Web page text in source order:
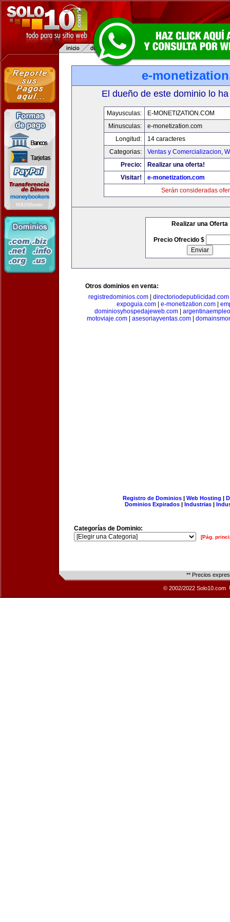
e-
El dueño de este dominio lo
Mayusculas:
E-MONETIZATION.COM
Minusculas:
e-monetization.com
Longitud:
14 caracteres
Categorias:
Ventas y Comercializacion,
Precio:
Realizar una oferta!
Visitar!
e-monetization.com
Serán consideradas
Realizar una Oferta
Precio Ofrecido $
Otros dominios en venta:
registredominios.com| directoriodepublicidad.com
expoguia.com| e-monetization.com|
dominiosyhospedajeweb.com
motoviaje.com
asesoriayventas.com
Registro de Dominios| Web Hosting |
Dominios Expirados | Industrias |
Categorías de Dominio:
[Pág.
** Precios
© 2002/2022 Solo10.com